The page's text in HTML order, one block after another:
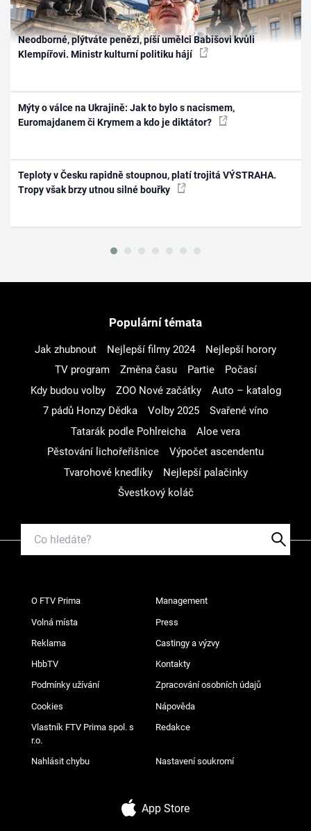
Neodborné, plýtváte penězi, píší umělci Babišovi kvůli
Klempířovi. Ministr kulturní politiku hájí
Mýty o válce na Ukrajině: Jak to bylo s nacismem,
Euromajdanem či Krymem a kdo je diktátor?
Teploty v Česku rapidně stoupnou, platí trojitá VÝSTRAHA.
Tropy však brzy utnou silné bouřky
Populární témata
Jak zhubnout Nejlepší filmy 2024
Nejlepší horory
TV program
Změna času Partie
Počasí
Kdy budou volby
ZOO Nové začátky
Auto – katalog
7 pádů Honzy Dědka
Volby 2025
Svařené víno
Tatarák podle Pohlreicha
Aloe vera
Pěstování lichořeřišnice
Výpočet ascendentu
Tvarohové knedlíky
Nejlepší palačinky
Švestkový koláč
O FTV Prima Management
Volná místa Press
Reklama Castingy a výzvy
HbbTV Kontakty
Podmínky užívání Zpracování osobních údajů
Cookies Nápověda
Vlastník FTV Prima spol. s
r.o.
Redakce
Nahlásit chybu Nastavení soukromí
App Store